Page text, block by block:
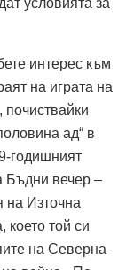
интерес към
на играта на
почиствайки
ад“ в
годишният
Бъдни вечер –
на Източна
което той си
на Северна